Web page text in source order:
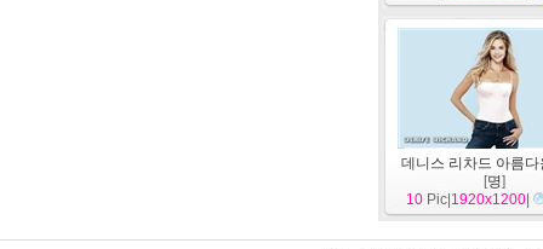
데니스 리차드 아름
[명]
10 Pic| 1920x1200